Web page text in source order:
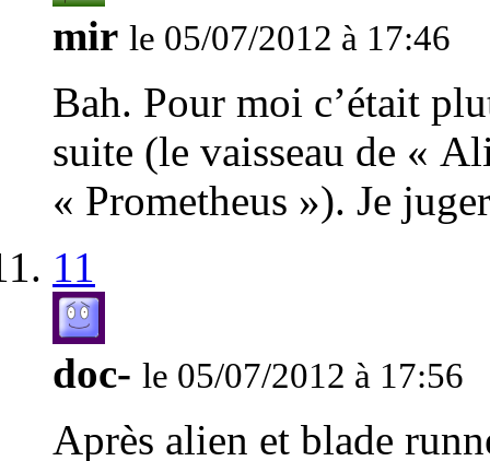
mir le 05/07/2012 à 17:46
Bah. Pour moi c’était
suite (le vaisseau de «
« Prometheus »). Je
11
doc- le 05/07/2012 à 17:56
Après alien et blade